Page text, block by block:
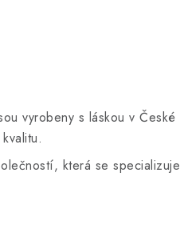
vyrobeny s láskou v
která se